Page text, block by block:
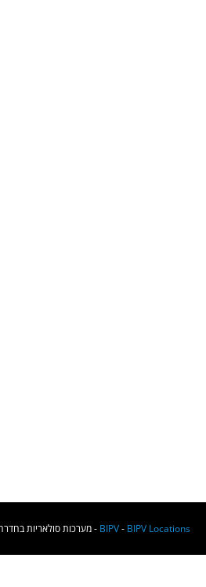
BIPV-BIPV Locations
-מערכות סולאריות בחדרה